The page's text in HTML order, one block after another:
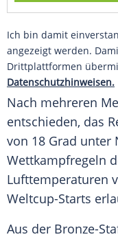
Ich bin damit
angezeigt werden.
Drittplattformen
Datenschutzhinweisen.
Nach mehreren
entschieden, das
von 18 Grad unter
Wettkampfregeln
Lufttemperaturen
Weltcup-Starts
Aus der Bronze-